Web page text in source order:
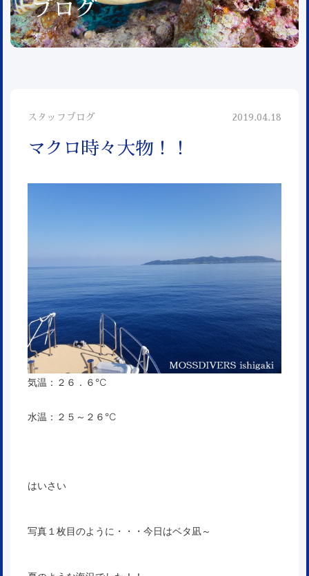
ブログ
スタッフブログ 2019.04.18
マクロ時々大物！！
気温：２６．６℃
水温：２５～２６℃
はいさい
写真１枚目のように・・・今日はベタ凪～